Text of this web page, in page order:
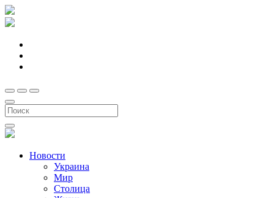
Новости
Украина
Мир
Столица